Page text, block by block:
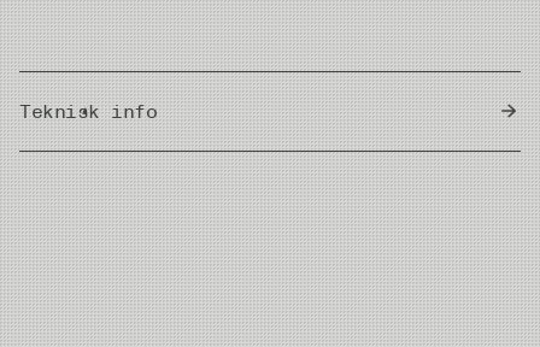
Teknisk info
Country of Origin Japan